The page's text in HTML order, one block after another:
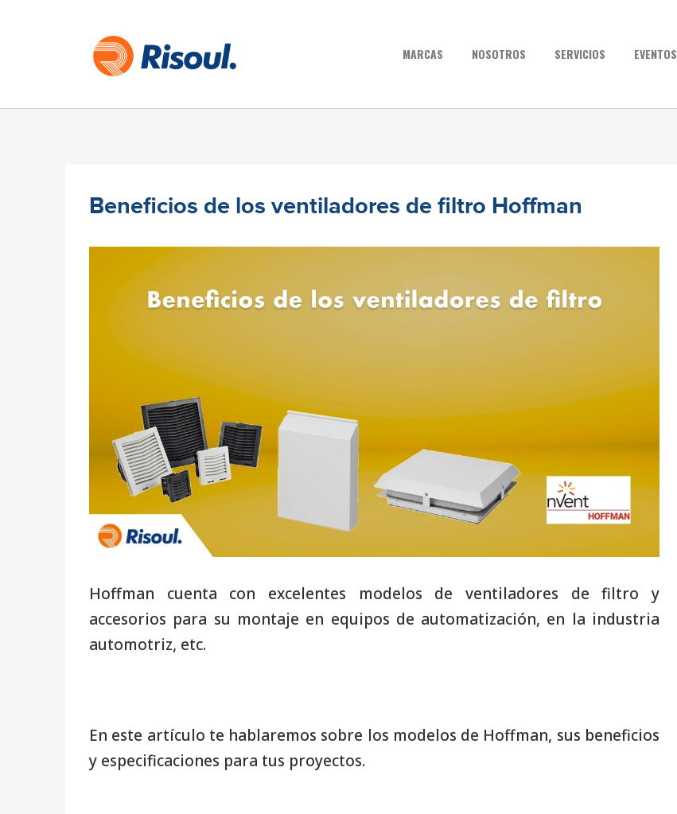
MARCAS NOSOTROS SERVICIOS EVENTOS
Beneficios de los ventiladores de filtro Hoffman
Hoffman cuenta con excelentes modelos de ventiladores de filtro y
accesorios para su montaje en equipos de automatización, en la industria
automotriz, etc.
En este artículo te hablaremos sobre los modelos de Hoffman, sus beneficios
y especificaciones para tus proyectos.